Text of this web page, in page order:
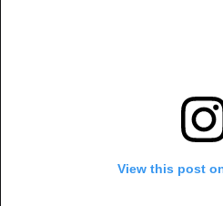
View this post